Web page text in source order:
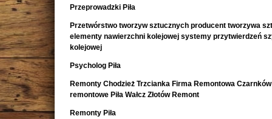
Przeprowadzki Piła
Przetwórstwo tworzyw sztucznych producent tworzywa
elementy nawierzchni kolejowej systemy przytwierdzeń
kolejowej
Psycholog Piła
Remonty Chodzież Trzcianka Firma Remontowa Czarnków
remontowe Piła Wałcz Złotów Remont
Remonty Piła